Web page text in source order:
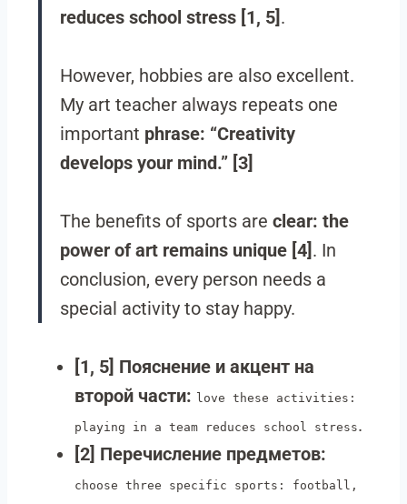
reduces school stress [1, 5] .
However, hobbies are also excellent.
My art teacher always repeats one
important phrase: “Creativity
develops your mind.” [3]
The benefits of sports are clear: the
power of art remains unique [4] . In
conclusion, every person needs a
special activity to stay happy.
[1, 5] Пояснение и акцент на
второй части: love these activities:
playing in a team reduces school stress.
[2] Перечисление предметов:
choose three specific sports: football,